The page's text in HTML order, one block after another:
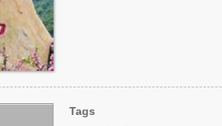
Tags